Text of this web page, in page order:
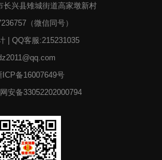
长兴县雉城街道高家墩新村
（微信同号）
| QQ客服:215231035
ICP备16007649号
安备33052202000794